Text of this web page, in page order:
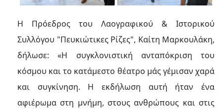
Η Πρόεδρος του Λαογραφικού & Ιστορικού
Συλλόγου "Πευκιώτικες Ρίζες", Καίτη Μαρκουλάκη,
δήλωσε: «Η συγκλονιστική ανταπόκριση του
κόσμου και το κατάμεστο θέατρο μάς γέμισαν χαρά
και συγκίνηση. Η εκδήλωση αυτή ήταν ένα
αφιέρωμα στη μνήμη, στους ανθρώπους και στις